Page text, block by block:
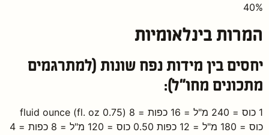
40%
המרות בינלאומיות
יחסים בין מידות נפח שונות (למתרגמים
מתכונים מחו"ל):
1 כוס = 240 מ"ל = 16 כפות = 8 (fluid ounce (fl. oz 0.75
כוס = 180 מ"ל = 12 כפות 0.50 כוס = 120 מ"ל = 8 כפות = 4